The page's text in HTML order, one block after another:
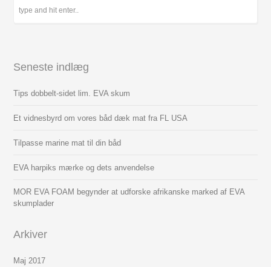
Seneste indlæg
Tips dobbelt-sidet lim. EVA skum
Et vidnesbyrd om vores båd dæk mat fra FL USA
Tilpasse marine mat til din båd
EVA harpiks mærke og dets anvendelse
MOR EVA FOAM begynder at udforske afrikanske marked af EVA
skumplader
Arkiver
Maj 2017